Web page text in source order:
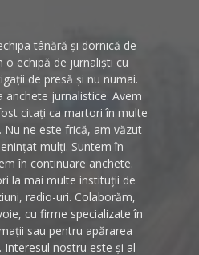
tânără și dornică de
o echipă de jurnaliști cu
de presă și nu numai.
anchete jurnalistice. Avem
citați ca martori în multe
Nu ne este frică, am văzut
mulți. Suntem în
în continuare anchete.
la mai multe instituții de
radio-uri. Colaborăm,
cu firme specializate în
sau pentru apărarea
nostru este și al